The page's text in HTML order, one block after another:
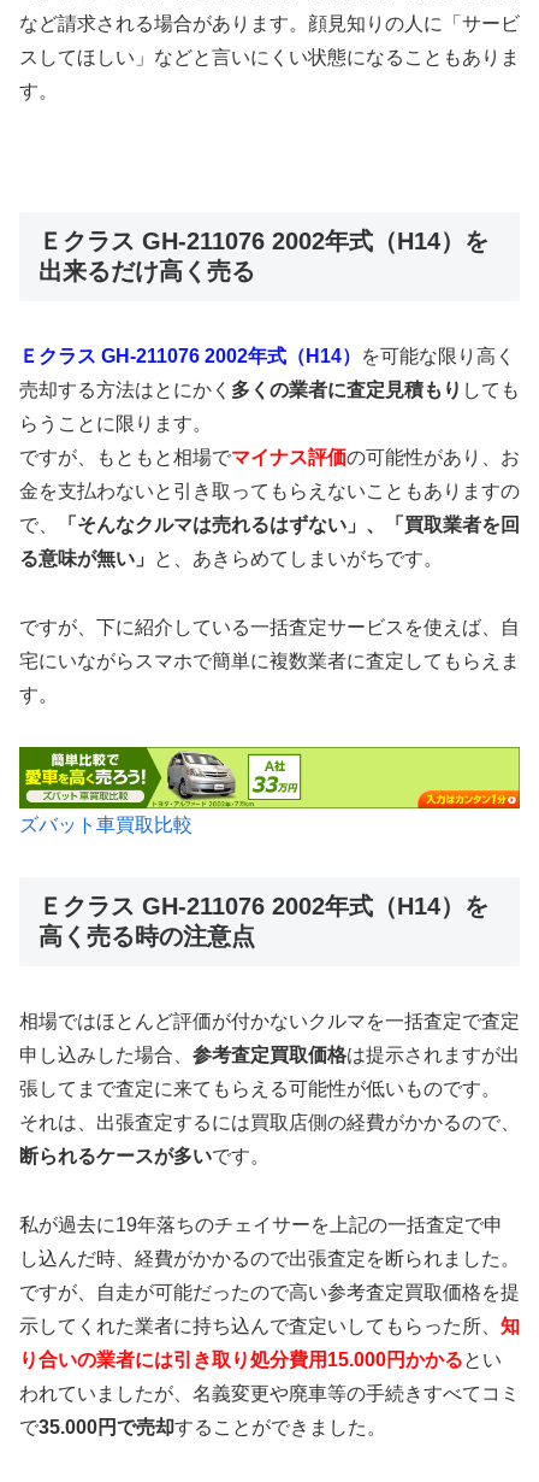
など請求される場合があります。顔見知りの人に「サービ
スしてほしい」などと言いにくい状態になることもありま
す。
Ｅクラス GH-211076 2002年式（H14）を
出来るだけ高く売る
Ｅクラス GH-211076 2002年式（H14）
を可能な限り高く
売却する方法はとにかく 多くの業者に査定見積もり しても
らうことに限ります。
ですが、もともと相場でマイナス評価の可能性があり、お
金を支払わないと引き取ってもらえないこともありますの
で、
「そんなクルマは売れるはずない」、「買取業者を回
る意味が無い」
と、あきらめてしまいがちです。
ですが、下に紹介している一括査定サービスを使えば、自
宅にいながらスマホで簡単に複数業者に査定してもらえま
す。
ズバット車買取比較
Ｅクラス GH-211076 2002年式（H14）を
高く売る時の注意点
相場ではほとんど評価が付かないクルマを一括査定で査定
申し込みした場合、 参考査定買取価格は提示されますが出
張してまで査定に来てもらえる可能性が低いものです。
それは、出張査定するには買取店側の経費がかかるので、
断られるケースが多いです。
私が過去に19年落ちのチェイサーを上記の一括査定で申
し込んだ時、経費がかかるので出張査定を断られました。
ですが、自走が可能だったので高い参考査定買取価格を提
示してくれた業者に持ち込んで査定いしてもらった所、 知
り合いの業者には引き取り処分費用15.000円かかるとい
われていましたが、名義変更や廃車等の手続きすべてコミ
で35.000円で売却することができました。